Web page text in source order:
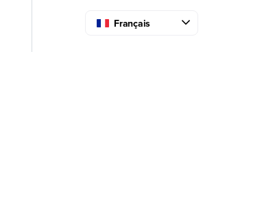
Français
avec les réglementations.